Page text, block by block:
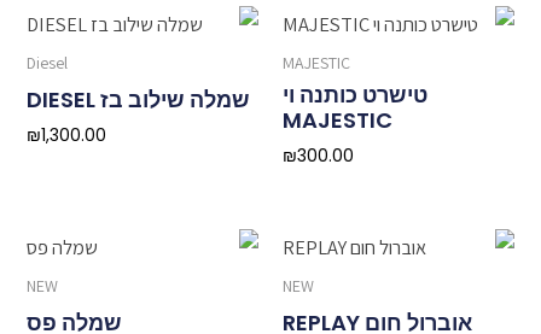
MAJESTIC
טישרט כותנה וי
MAJESTIC
₪300.00
Diesel
שמלה שילוב בז DIESEL
₪1,300.00
NEW
אוברול חום REPLAY
NEW
שמלה פס